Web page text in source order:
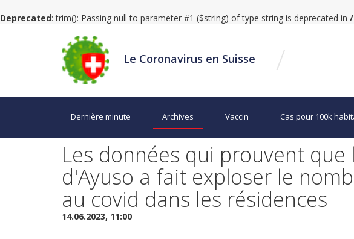
Deprecated: trim(): Passing null to parameter #1 ($string) of type string is deprecated in
Le Coronavirus en Suisse /
Dernière minute Archives Vaccin Cas pour 100k
Les données qui prouvent que
d'Ayuso a fait exploser le
au covid dans les résidences
14.06.2023, 11:00